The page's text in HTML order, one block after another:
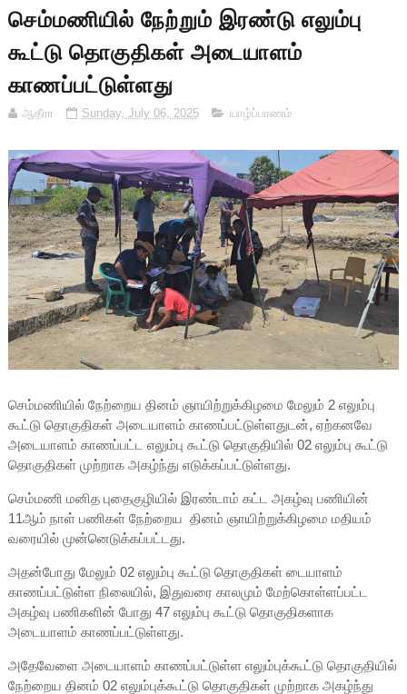
செம்மணியில் நேற்றும் இரண்டு எலும்பு
கூட்டு தொகுதிகள் அடையாளம்
காணப்பட்டுள்ளது
ஆதீரா Sunday, July 06, 2025 யாழ்ப்பாணம்
செம்மணியில் நேற்றைய தினம் ஞாயிற்றுக்கிழமை மேலும் 2 எலும்பு
கூட்டு தொகுதிகள் அடையாளம் காணப்பட்டுள்ளதுடன், ஏற்கனவே
அடையாளம் காணப்பட்ட எலும்பு கூட்டு தொகுதியில் 02 எலும்பு கூட்டு
தொகுதிகள் முற்றாக அகழ்ந்து எடுக்கப்பட்டுள்ளது.
செம்மணி மனித புதைகுழியில் இரண்டாம் கட்ட அகழ்வு பணியின்
11ஆம் நாள் பணிகள் நேற்றைய தினம் ஞாயிற்றுக்கிழமை மதியம்
வரையில் முன்னெடுக்கப்பட்டது.
அதன்போது மேலும் 02 எலும்பு கூட்டு தொகுதிகள் டையாளம்
காணப்பட்டுள்ள நிலையில், இதுவரை காலமும் மேற்கொள்ளப்பட்ட
அகழ்வு பணிகளின் போது 47 எலும்பு கூட்டு தொகுதிகளாக
அடையாளம் காணப்பட்டுள்ளது.
அதேவேளை அடையாளம் காணப்பட்டுள்ள எலும்புக்கூட்டு தொகுதியில்
நேற்றைய தினம் 02 எலும்புக்கூட்டு தொகுதிகள் முற்றாக அகழ்ந்து